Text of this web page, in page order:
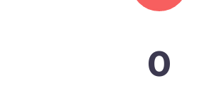
0